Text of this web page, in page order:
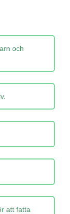
och
att fatta